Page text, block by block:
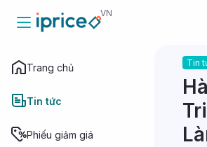
VN
Trang chủ
Tin tức
Phiếu giảm giá
Tin tức
Tin